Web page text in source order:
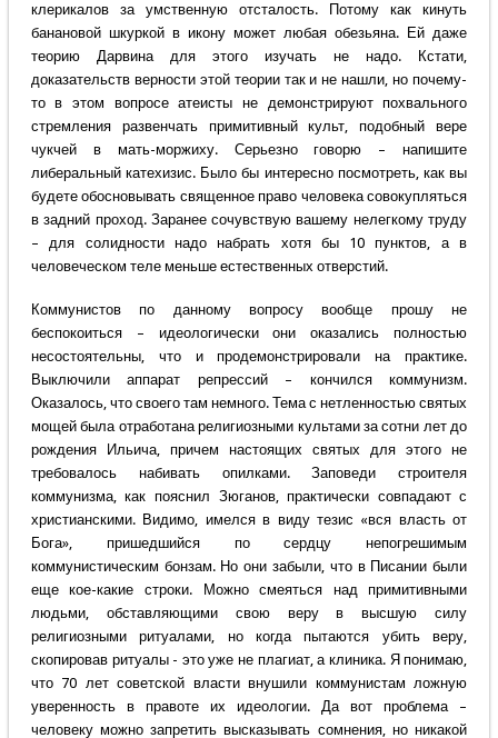
клерикалов за умственную отсталость. Потому как кинуть
банановой шкуркой в икону может любая обезьяна. Ей даже
теорию Дарвина для этого изучать не надо. Кстати,
доказательств верности этой теории так и не нашли, но почему-
то в этом вопросе атеисты не демонстрируют похвального
стремления развенчать примитивный культ, подобный вере
чукчей в мать-моржиху. Серьезно говорю – напишите
либеральный катехизис. Было бы интересно посмотреть, как вы
будете обосновывать священное право человека совокупляться
в задний проход. Заранее сочувствую вашему нелегкому труду
– для солидности надо набрать хотя бы 10 пунктов, а в
человеческом теле меньше естественных отверстий.
Коммунистов по данному вопросу вообще прошу не
беспокоиться – идеологически они оказались полностью
несостоятельны, что и продемонстрировали на практике.
Выключили аппарат репрессий – кончился коммунизм.
Оказалось, что своего там немного. Тема с нетленностью святых
мощей была отработана религиозными культами за сотни лет до
рождения Ильича, причем настоящих святых для этого не
требовалось набивать опилками. Заповеди строителя
коммунизма, как пояснил Зюганов, практически совпадают с
христианскими. Видимо, имелся в виду тезис «вся власть от
Бога», пришедшийся по сердцу непогрешимым
коммунистическим бонзам. Но они забыли, что в Писании были
еще кое-какие строки. Можно смеяться над примитивными
людьми, обставляющими свою веру в высшую силу
религиозными ритуалами, но когда пытаются убить веру,
скопировав ритуалы - это уже не плагиат, а клиника. Я понимаю,
что 70 лет советской власти внушили коммунистам ложную
уверенность в правоте их идеологии. Да вот проблема –
человеку можно запретить высказывать сомнения, но никакой